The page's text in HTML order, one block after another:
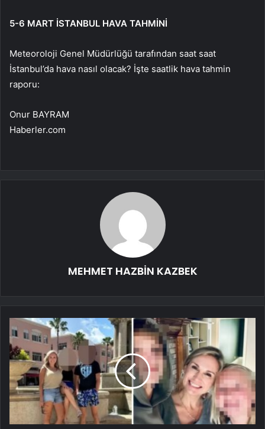
5-6 MART İSTANBUL HAVA TAHMİNİ
Meteoroloji Genel Müdürlüğü tarafından saat saat
İstanbul’da hava nasıl olacak? İşte saatlik hava tahmin
raporu:
Onur BAYRAM
Haberler.com
MEHMET HAZBİN KAZBEK